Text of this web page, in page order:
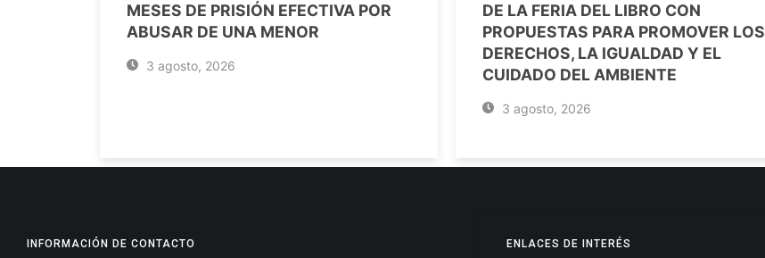
MESES DE PRISIÓN EFECTIVA POR
ABUSAR DE UNA MENOR
3 agosto, 2026
DE LA FERIA DEL LIBRO CON
PROPUESTAS PARA PROMOVER LOS
DERECHOS, LA IGUALDAD Y EL
CUIDADO DEL AMBIENTE
3 agosto, 2026
INFORMACIÓN DE CONTACTO ENLACES DE INTERÉS